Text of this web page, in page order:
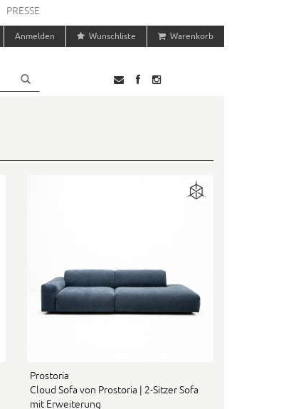
PRESSE
Anmelden Wunschliste Warenkorb
Prostoria
Cloud Sofa von Prostoria | 2-Sitzer Sofa
mit Erweiterung